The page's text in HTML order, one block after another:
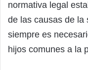
normativa legal
de las causas de la
siempre es
hijos comunes a la